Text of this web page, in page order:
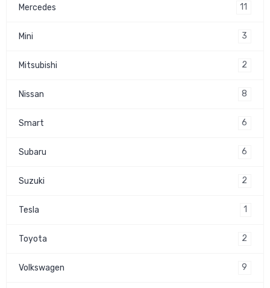
Mercedes 11
Mini 3
Mitsubishi 2
Nissan 8
Smart 6
Subaru 6
Suzuki 2
Tesla 1
Toyota 2
Volkswagen 9